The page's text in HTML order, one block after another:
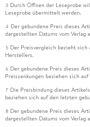
3 Durch Öffnen der Leseprobe
Leseprobe übermittelt werden.
4 Der gebundene Preis dieses
dargestellten Datums vom Verlag
5 Der Preisvergleich bezieht
Herstellers.
6 Der gebundene Preis dieses
Preissenkungen beziehen sich
7 Die Preisbindung dieses
beziehen sich auf den letzten
8 Der gebundene Preis dieses
dargestellten Datums vom Verlag